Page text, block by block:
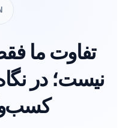
تفاوت ما
نیست؛ در